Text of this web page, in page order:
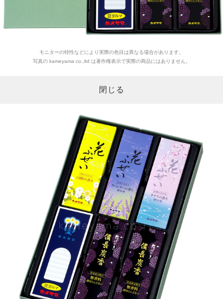
モニターの特性などにより実際の色目は異なる場合があります。
写真の kameyama co.,ltd は著作権表示で実際の商品にはありません。
閉じる